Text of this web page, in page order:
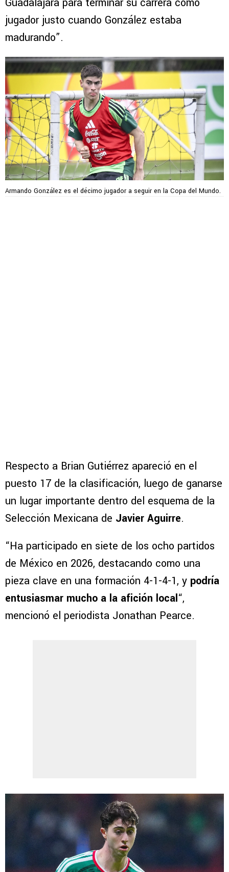
jugador justo cuando González estaba
madurando”.
Armando González es el décimo jugador a seguir en la Copa del Mundo.
Respecto a Brian Gutiérrez apareció en el
puesto 17 de la clasificación, luego de ganarse
un lugar importante dentro del esquema de la
Selección Mexicana de Javier Aguirre.
“Ha participado en siete de los ocho partidos
de México en 2026, destacando como una
pieza clave en una formación 4-1-4-1, y podría
entusiasmar mucho a la afición local“,
mencionó el periodista Jonathan Pearce.